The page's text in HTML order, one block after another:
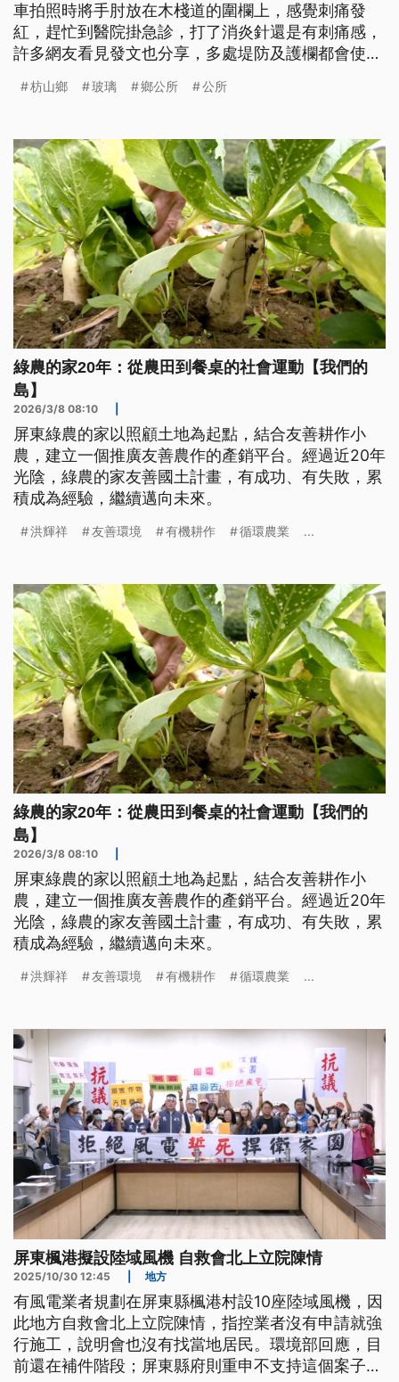
車拍照時將手肘放在木棧道的圍欄上，感覺刺痛發
紅，趕忙到醫院掛急診，打了消炎針還是有刺痛感，
許多網友看見發文也分享，多處堤防及護欄都會使用
應，圍欄10年施做時的確有玻璃纖維，可能年久失修
枋山鄉 玻璃 鄉公所 公所
綠農的家20年：從農田到餐桌的社會運動【我們的
島】
2026/3/8 08:10
屏東綠農的家以照顧土地為起點，結合友善耕作小
農，建立一個推廣友善農作的產銷平台。經過近20年
光陰，綠農的家友善國土計畫，有成功、有失敗，累
積成為經驗，繼續邁向未來。
洪輝祥 友善環境 有機耕作 循環農業 ...
綠農的家20年：從農田到餐桌的社會運動【我們的
島】
2026/3/8 08:10
屏東綠農的家以照顧土地為起點，結合友善耕作小
農，建立一個推廣友善農作的產銷平台。經過近20年
光陰，綠農的家友善國土計畫，有成功、有失敗，累
積成為經驗，繼續邁向未來。
洪輝祥 友善環境 有機耕作 循環農業 ...
屏東楓港擬設陸域風機 自救會北上立院陳情
2025/10/30 12:45 地方
有風電業者規劃在屏東縣楓港村設10座陸域風機，因
此地方自救會北上立院陳情，指控業者沒有申請就強
行施工，說明會也沒有找當地居民。環境部回應，目
前還在補件階段；屏東縣府則重申不支持這個案子的